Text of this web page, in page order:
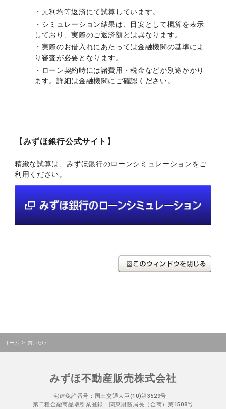
・元利均等返済にて試算しています。
・シミュレーション結果は、目安として概算を表示
しており、実際のご返済額とは異なります。
・実際のお借入れにあたっては金融機関の基準によ
り審査が必要となります。
・ローン契約時には諸費用・税金などが別途かかり
ます。詳細は金融機関にご確認ください。
【みずほ銀行公式サイト】
精緻な試算は、みずほ銀行のローンシミュレーションをご
利用ください。
ホーム > 買いたい
みずほ不動産販売株式会社
宅建免許番号：国土交通大臣(10)第3529号
第二種金融商品取引業登録：関東財務局長（金商）第1508号